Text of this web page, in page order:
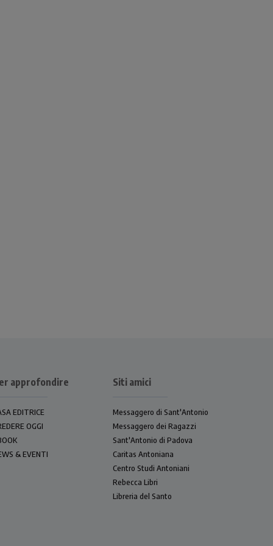
approfondire
EDITRICE
OGGI
& EVENTI
Siti amici
Messaggero di Sant'Antonio
Messaggero dei Ragazzi
Sant'Antonio di Padova
Caritas Antoniana
Centro Studi Antoniani
Rebecca Libri
Libreria del Santo